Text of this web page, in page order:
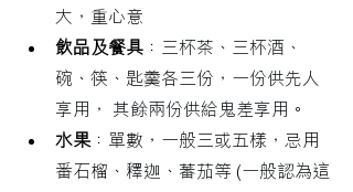
大，重心意
飲品及餐具 ： 三杯茶、三杯酒、
碗、筷、匙羹各三份 ， 一份供先人
享用
，
其餘兩份供給鬼差享用。
水果 ：單數，一般三或五樣，忌用
番石榴 、釋迦、蕃茄等 (一般認為這